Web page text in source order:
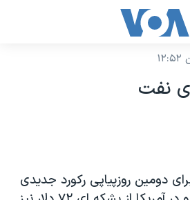
نفت
دومين روزپياپی رکورد جديدی